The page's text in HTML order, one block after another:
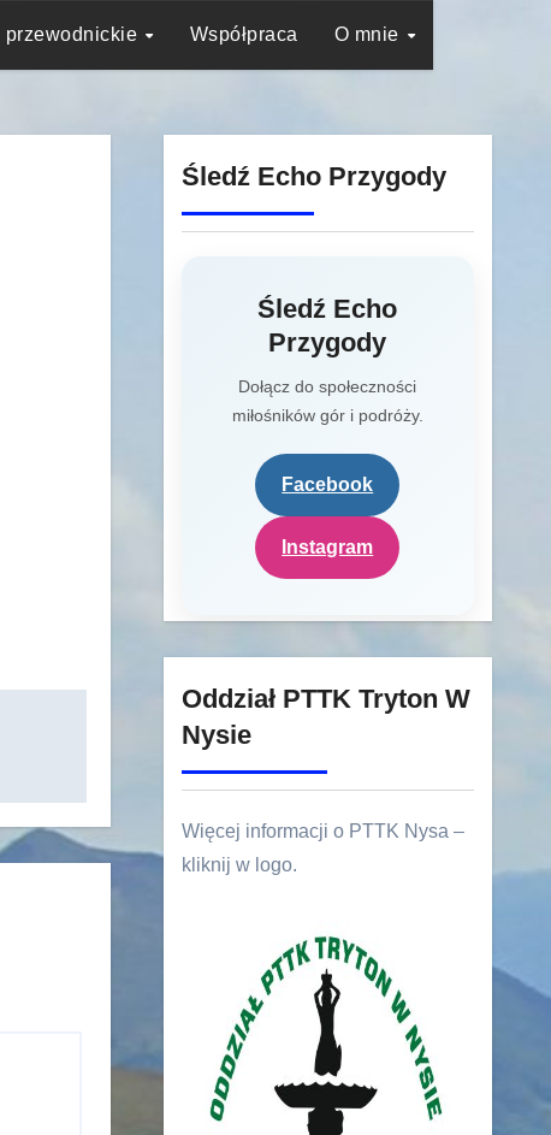
przewodnickie Współpraca O mnie
Śledź Echo Przygody
Śledź Echo
Przygody
Dołącz do społeczności
miłośników gór i podróży.
Facebook
Instagram
Oddział PTTK Tryton W
Nysie
Więcej informacji o PTTK Nysa –
kliknij w logo.